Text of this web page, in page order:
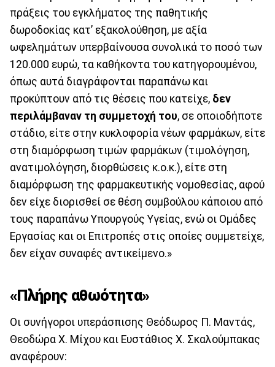
πράξεις του εγκλήματος της παθητικής
δωροδοκίας κατ’ εξακολούθηση, με αξία
ωφελημάτων υπερβαίνουσα συνολικά το ποσό των
120.000 ευρώ, τα καθήκοντα του κατηγορουμένου,
όπως αυτά διαγράφονται παραπάνω και
προκύπτουν από τις θέσεις που κατείχε, δεν
περιλάμβαναν τη συμμετοχή του, σε οποιοδήποτε
στάδιο, είτε στην κυκλοφορία νέων φαρμάκων, είτε
στη διαμόρφωση τιμών φαρμάκων (τιμολόγηση,
ανατιμολόγηση, διορθώσεις κ.ο.κ.), είτε στη
διαμόρφωση της φαρμακευτικής νομοθεσίας, αφού
δεν είχε διορισθεί σε θέση συμβούλου κάποιου από
τους παραπάνω Υπουργούς Υγείας, ενώ οι Ομάδες
Εργασίας και οι Επιτροπές στις οποίες συμμετείχε,
δεν είχαν συναφές αντικείμενο.»
«Πλήρης αθωότητα»
Οι συνήγοροι υπεράσπισης Θεόδωρος Π. Μαντάς,
Θεοδώρα Χ. Μίχου και Ευστάθιος Χ. Σκαλούμπακας
αναφέρουν: